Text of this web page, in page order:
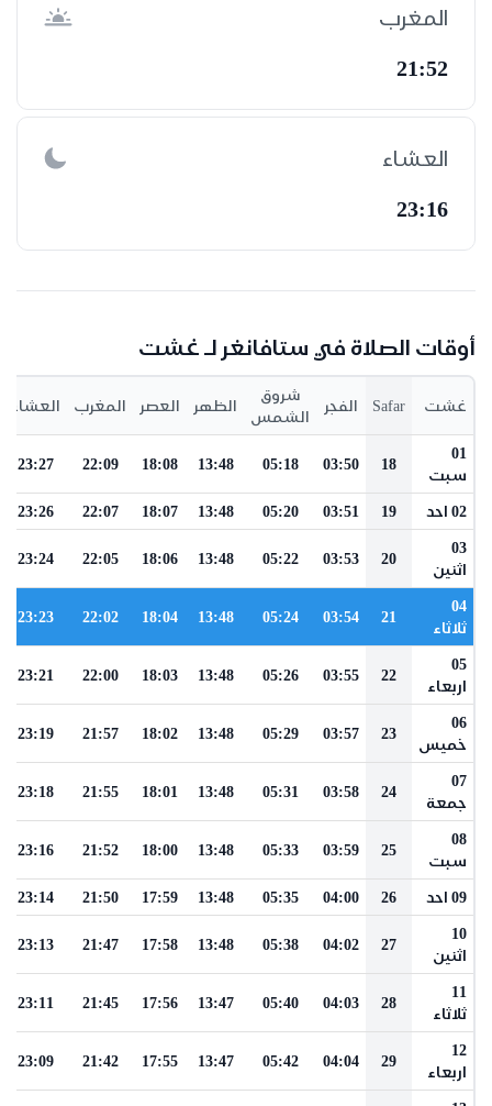
المغرب
21:52
العشاء
23:16
أوقات الصلاة في ستافانغر لـ غشت
غشت Safar الفجر
شروق
الشمس
الظهر العصر المغرب العشاء
01
سبت
18
03:50
05:18
13:48
18:08
22:09
23:27
02 احد 19
03:51
05:20
13:48
18:07
22:07
23:26
03
اثنين
20
03:53
05:22
13:48
18:06
22:05
23:24
04
ثلاثاء
21
03:54
05:24
13:48
18:04
22:02
23:23
05
اربعاء
22
03:55
05:26
13:48
18:03
22:00
23:21
06
خميس
23
03:57
05:29
13:48
18:02
21:57
23:19
07
جمعة
24
03:58
05:31
13:48
18:01
21:55
23:18
08
سبت
25
03:59
05:33
13:48
18:00
21:52
23:16
09 احد 26
04:00
05:35
13:48
17:59
21:50
23:14
10
اثنين
27
04:02
05:38
13:48
17:58
21:47
23:13
11
ثلاثاء
28
04:03
05:40
13:47
17:56
21:45
23:11
12
اربعاء
29
04:04
05:42
13:47
17:55
21:42
23:09